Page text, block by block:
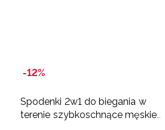
-12%
Spodenki 2w1 do biegania w
terenie szybkoschnące męskie